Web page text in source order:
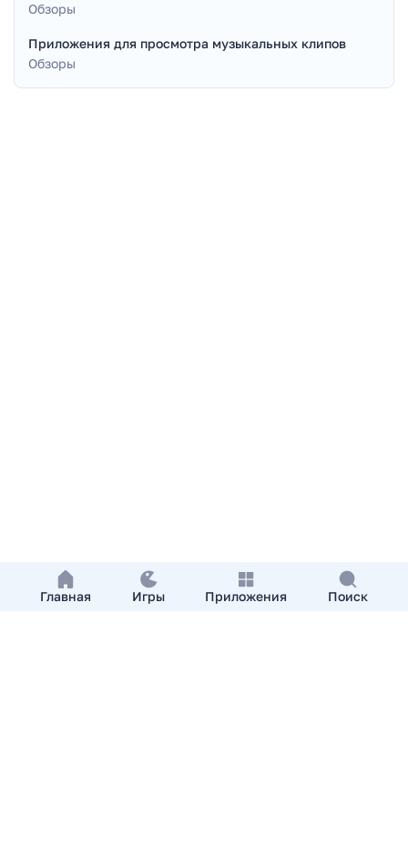
Главная Игры Приложения Поиск
Обзоры
Приложения для просмотра музыкальных клипов
Обзоры